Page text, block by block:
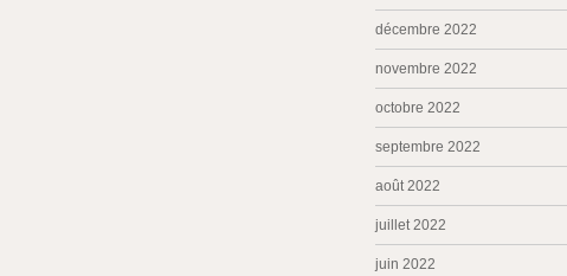
décembre 2022
novembre 2022
octobre 2022
septembre 2022
août 2022
juillet 2022
juin 2022